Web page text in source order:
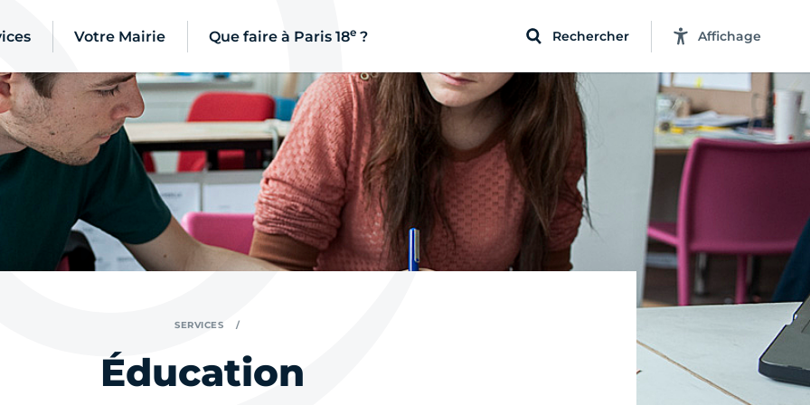
Votre Mairie Que faire à Paris 18e ? Rechercher Affichage
SERVICES
Éducation